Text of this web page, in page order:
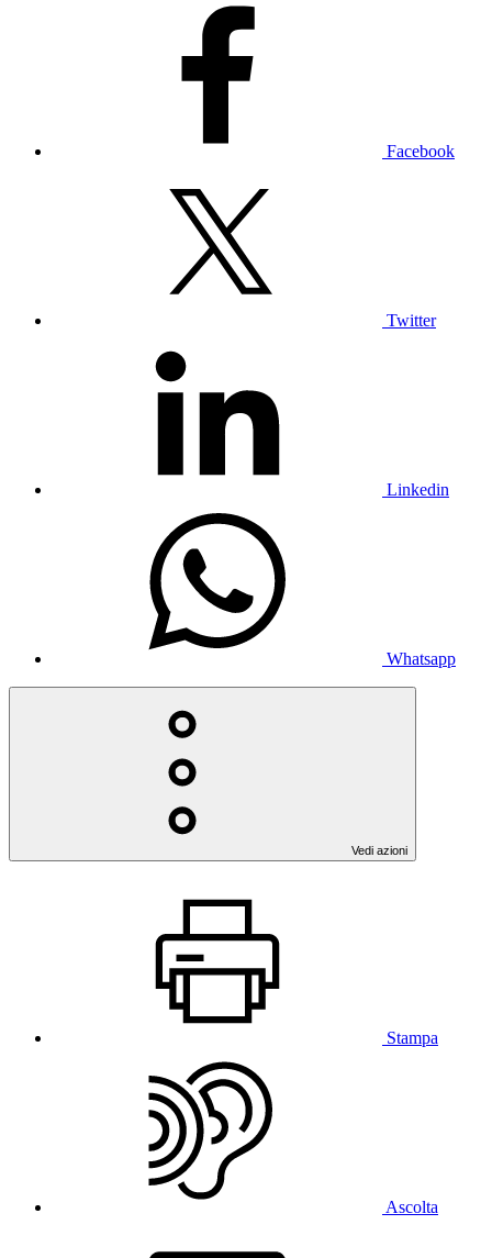
Facebook
Twitter
Linkedin
Whatsapp
Vedi azioni
Stampa
Ascolta